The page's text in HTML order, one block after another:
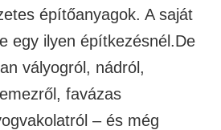
építőanyagok. A saját
egy ilyen építkezésnél.De
vályogról, nádról,
favázas
– és még